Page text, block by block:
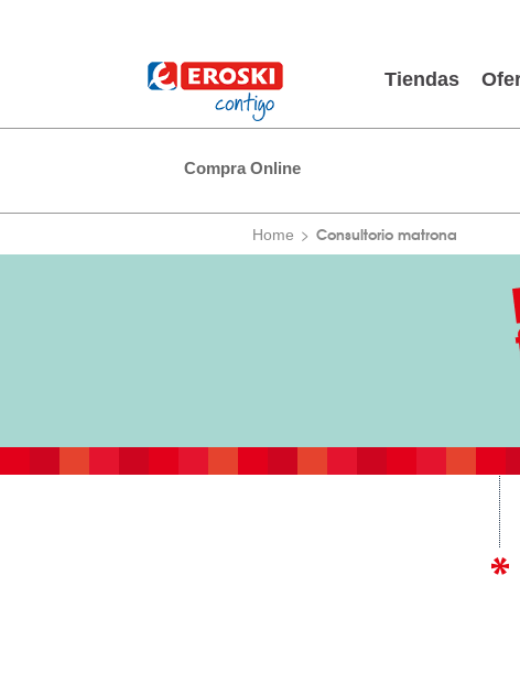
Tiendas
Compra Online
Home Consultorio matrona